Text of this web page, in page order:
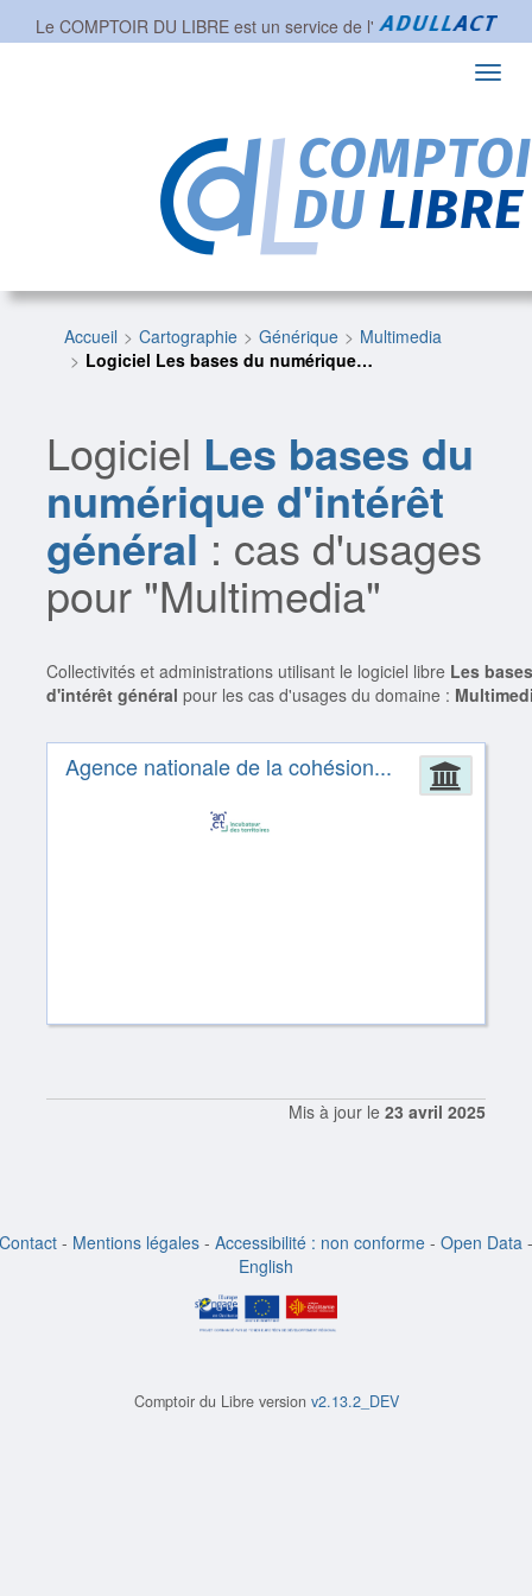
Le COMPTOIR DU LIBRE est un service de l'
Accueil Cartographie Générique
Multimedia
Logiciel Les bases du numérique…
Logiciel Les bases du
numérique d'intérêt
général: cas d'usages
pour "Multimedia"
Collectivités et administrations utilisant le logiciel libre Les
d'intérêt général pour les cas d'usages du domaine :
Agence nationale de la cohésion...
Mis à jour le 23 avril 2025
Contact - Mentions légales - Accessibilité : non conforme - Open Data -
English
Comptoir du Libre version v2.13.2_DEV